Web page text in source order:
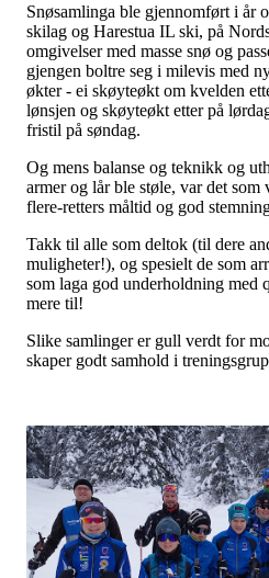
Snøsamlinga ble gjennomført i år
skilag og Harestua IL ski, på
omgivelser med masse snø og
gjengen boltre seg i milevis med
økter - ei skøyteøkt om kvelden
lønsjen og skøyteøkt etter på
fristil på søndag.
Og mens balanse og teknikk og
armer og lår ble støle, var det
flere-retters måltid og god
Takk til alle som deltok (til dere
muligheter!), og spesielt de som
som laga god underholdning med
mere til!
Slike samlinger er gull verdt for
skaper godt samhold i